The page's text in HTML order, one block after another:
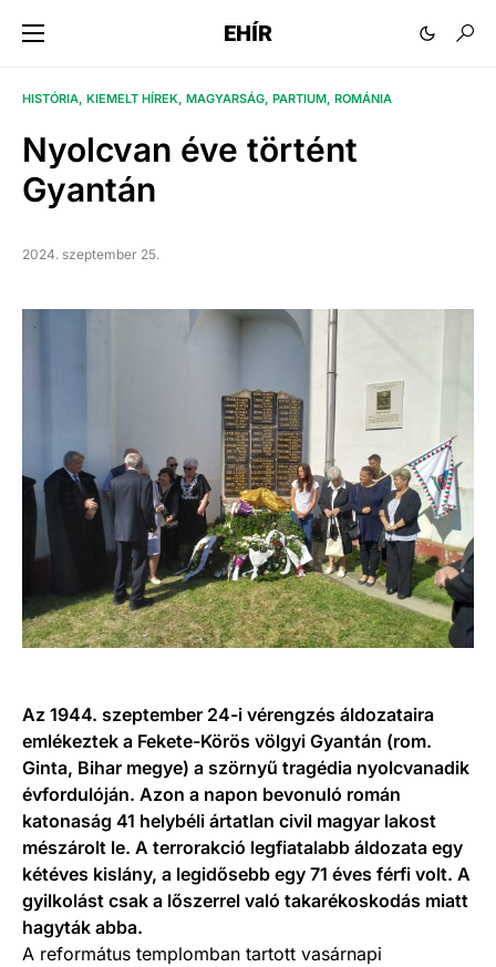
EHÍR
HISTÓRIA KIEMELT HÍREK MAGYARSÁG PARTIUM ROMÁNIA
Nyolcvan éve történt
Gyantán
2024. szeptember 25.
Az 1944. szeptember 24-i vérengzés áldozataira
emlékeztek a Fekete-Körös völgyi Gyantán (rom.
Ginta, Bihar megye) a szörnyű tragédia nyolcvanadik
évfordulóján. Azon a napon bevonuló román
katonaság 41 helybéli ártatlan civil magyar lakost
mészárolt le. A terrorakció legfiatalabb áldozata egy
kétéves kislány, a legidősebb egy 71 éves férfi volt. A
gyilkolást csak a lőszerrel való takarékoskodás miatt
hagyták abba.
A református templomban tartott vasárnapi